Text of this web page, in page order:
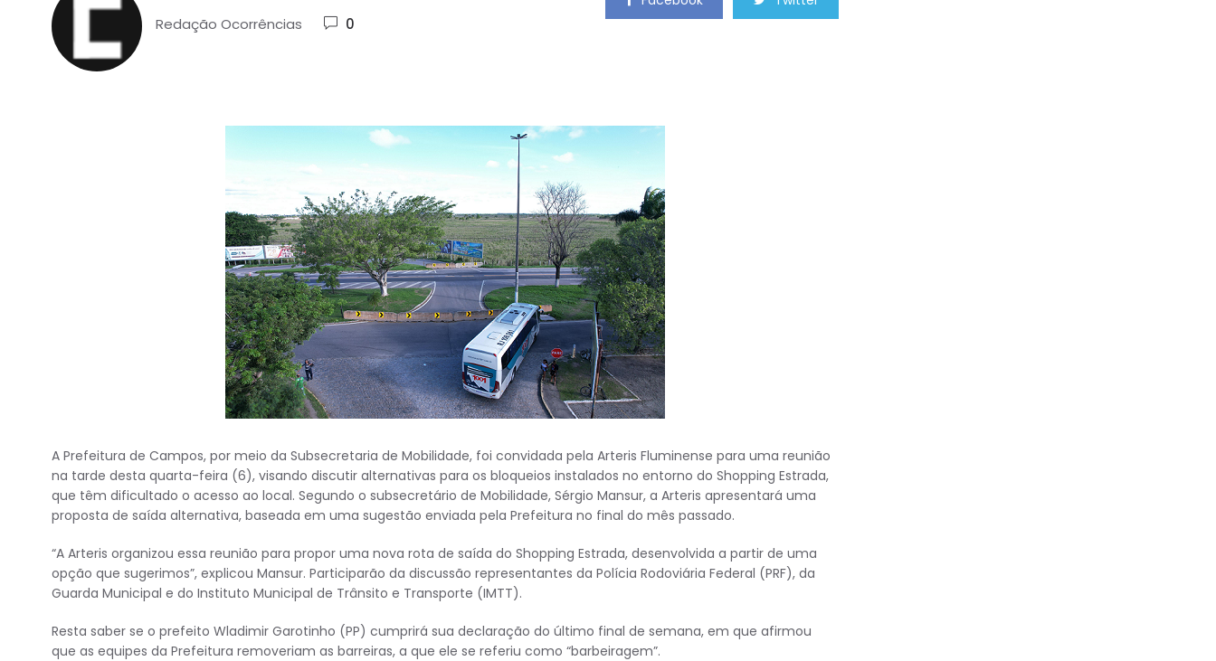
Redação Ocorrências 0
A Prefeitura de Campos, por meio da Subsecretaria de Mobilidade, foi convidada pela Arteris Fluminense para uma reunião
na tarde desta quarta-feira (6), visando discutir alternativas para os bloqueios instalados no entorno do Shopping Estrada,
que têm dificultado o acesso ao local. Segundo o subsecretário de Mobilidade, Sérgio Mansur, a Arteris apresentará uma
proposta de saída alternativa, baseada em uma sugestão enviada pela Prefeitura no final do mês passado.
“A Arteris organizou essa reunião para propor uma nova rota de saída do Shopping Estrada, desenvolvida a partir de uma
opção que sugerimos”, explicou Mansur. Participarão da discussão representantes da Polícia Rodoviária Federal (PRF), da
Guarda Municipal e do Instituto Municipal de Trânsito e Transporte (IMTT).
Resta saber se o prefeito Wladimir Garotinho (PP) cumprirá sua declaração do último final de semana, em que afirmou
que as equipes da Prefeitura removeriam as barreiras, a que ele se referiu como “barbeiragem”.